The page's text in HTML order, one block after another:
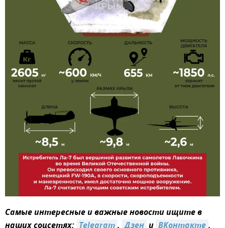
Самые интересные и важные новости ищите в